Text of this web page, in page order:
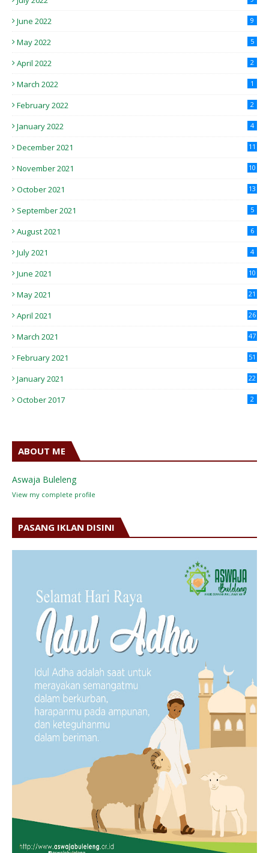
June 2022 9
May 2022 5
April 2022 2
March 2022 1
February 2022 2
January 2022 4
December 2021 11
November 2021 10
October 2021 13
September 2021 5
August 2021 6
July 2021 4
June 2021 10
May 2021 21
April 2021 26
March 2021 47
February 2021 51
January 2021 22
October 2017 2
ABOUT ME
Aswaja Buleleng
View my complete profile
PASANG IKLAN DISINI